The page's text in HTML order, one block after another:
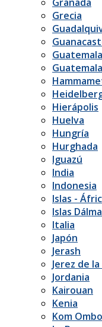
Grecia
Guatemala
Guatemala
Hierápolis
Huelva
Hungría
Hurghada
Iguazú
India
Indonesia
Islas -
Islas
Italia
Japón
Jerash
Jerez de
Jordania
Kairouan
Kenia
Kom Ombo